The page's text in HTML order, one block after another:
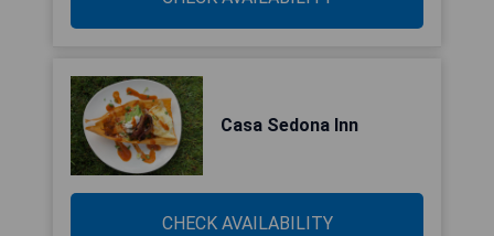
Casa Sedona Inn
CHECK AVAILABILITY